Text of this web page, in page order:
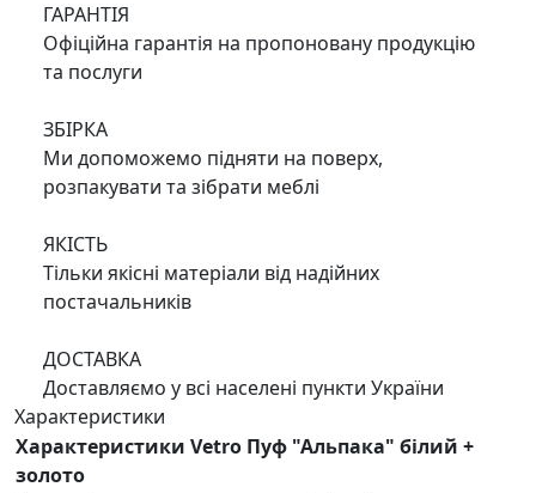
ГАРАНТІЯ
Офіційна гарантія на пропоновану продукцію
та послуги
ЗБІРКА
Ми допоможемо підняти на поверх,
розпакувати та зібрати меблі
ЯКІСТЬ
Тільки якісні матеріали від надійних
постачальників
ДОСТАВКА
Доставляємо у всі населені пункти України
Характеристики
Характеристики Vetro Пуф "Альпака" білий +
золото